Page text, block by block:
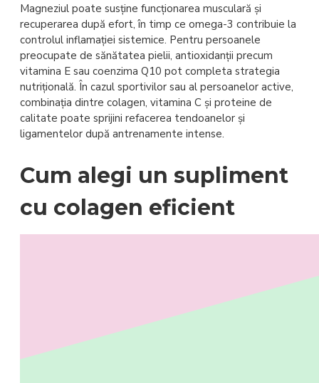
Magneziul poate susține funcționarea musculară și
recuperarea după efort, în timp ce omega-3 contribuie la
controlul inflamației sistemice. Pentru persoanele
preocupate de sănătatea pielii, antioxidanții precum
vitamina E sau coenzima Q10 pot completa strategia
nutrițională. În cazul sportivilor sau al persoanelor active,
combinația dintre colagen, vitamina C și proteine de
calitate poate sprijini refacerea tendoanelor și
ligamentelor după antrenamente intense.
Cum alegi un supliment
cu colagen eficient